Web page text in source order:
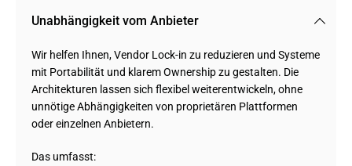
Unabhängigkeit vom Anbieter
Wir helfen Ihnen, Vendor Lock-in zu reduzieren und Systeme
mit Portabilität und klarem Ownership zu gestalten. Die
Architekturen lassen sich flexibel weiterentwickeln, ohne
unnötige Abhängigkeiten von proprietären Plattformen
oder einzelnen Anbietern.
Das umfasst: